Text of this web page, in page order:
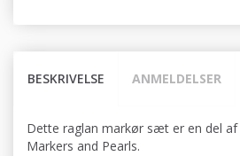
BESKRIVELSE ANMELDELSER
Dette raglan markør sæt er en del af
Markers and Pearls.